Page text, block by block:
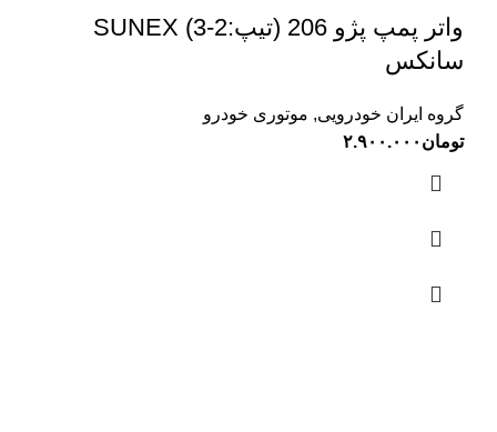
واتر پمپ پژو 206 (تیپ:2-3) SUNEX
سانکس
گروه ایران خودرویی, موتوری خودرو
تومان ۲.۹۰۰.۰۰۰